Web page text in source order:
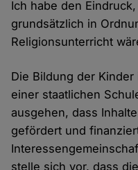
Ich habe den
grundsätzlich in
Religionsunterricht
Die Bildung der
einer staatlichen
ausgehen, dass
gefördert und
stelle sich vor, dass